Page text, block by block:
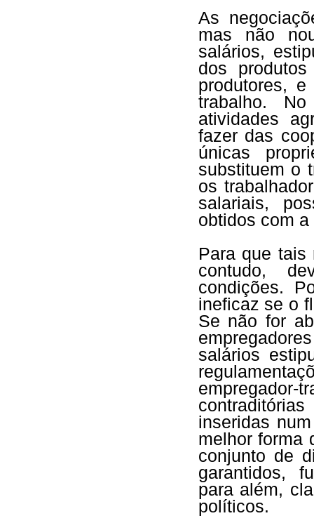
As
mas não
salários,
dos
produtores,
trabalho.
atividades
fazer das
únicas
substituem o
os
salariais,
obtidos com
Para que tais
contudo,
condições.
ineficaz se o
Se não for
salários
inseridas
melhor forma
conjunto de
garantidos,
para além,
políticos.